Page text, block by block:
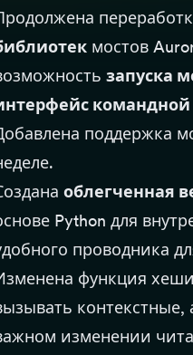
мостов
запуска
командной
поддержка
облегченная
Python для
проводника
функция
изменении